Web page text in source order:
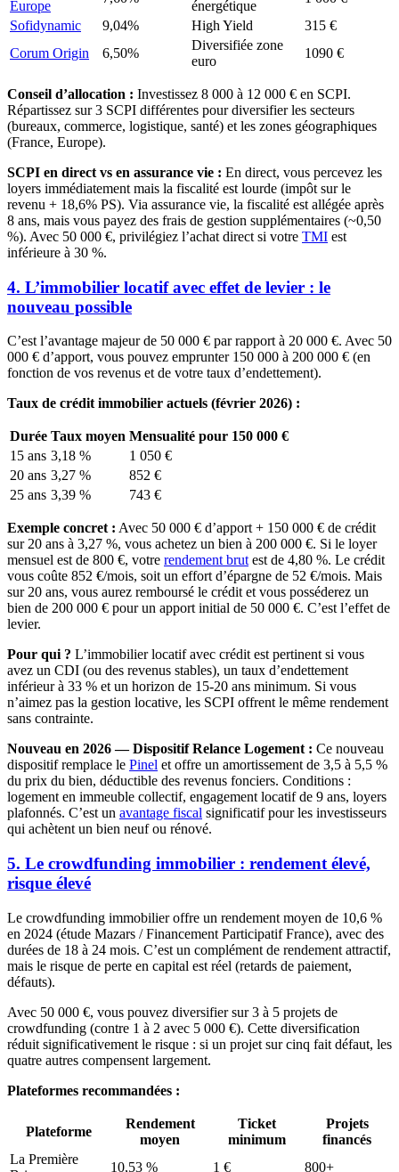
Europe énergétique
Sofidynamic
9,04% High Yield 315 €
Corum Origin
6,50%
Diversifiée zone
euro
1090 €
Conseil d’allocation : Investissez 8 000 à 12 000 € en SCPI.
Répartissez sur 3 SCPI différentes pour diversifier les secteurs
(bureaux, commerce, logistique, santé) et les zones géographiques
(France, Europe).
SCPI en direct vs en assurance vie : En direct, vous percevez les
loyers immédiatement mais la fiscalité est lourde (impôt sur le
revenu + 18,6% PS). Via assurance vie, la fiscalité est allégée après
8 ans, mais vous payez des frais de gestion supplémentaires (~0,50
%). Avec 50 000 €, privilégiez l’achat direct si votre TMI est
inférieure à 30 %.
4. L’immobilier locatif avec effet de levier : le
nouveau possible
C’est l’avantage majeur de 50 000 € par rapport à 20 000 €. Avec 50
000 € d’apport, vous pouvez emprunter 150 000 à 200 000 € (en
fonction de vos revenus et de votre taux d’endettement).
Taux de crédit immobilier actuels (février 2026) :
Durée Taux moyen Mensualité pour 150 000 €
15 ans 3,18 %
1 050 €
20 ans 3,27 %
852 €
25 ans 3,39 % 743 €
Exemple concret : Avec 50 000 € d’apport + 150 000 € de crédit
sur 20 ans à 3,27 %, vous achetez un bien à 200 000 €. Si le loyer
mensuel est de 800 €, votre rendement brutest de 4,80 %. Le crédit
vous coûte 852 €/mois, soit un effort d’épargne de 52 €/mois. Mais
sur 20 ans, vous aurez remboursé le crédit et vous posséderez un
bien de 200 000 € pour un apport initial de 50 000 €. C’est l’effet de
levier.
Pour qui ? L’immobilier locatif avec crédit est pertinent si vous
avez un CDI (ou des revenus stables), un taux d’endettement
inférieur à 33 % et un horizon de 15-20 ans minimum. Si vous
n’aimez pas la gestion locative, les SCPI offrent le même rendement
sans contrainte.
Nouveau en 2026 — Dispositif Relance Logement : Ce nouveau
dispositif remplace le Pinel et offre un amortissement de 3,5 à 5,5 %
du prix du bien, déductible des revenus fonciers. Conditions :
logement en immeuble collectif, engagement locatif de 9 ans, loyers
plafonnés. C’est un avantage fiscal significatif pour les investisseurs
qui achètent un bien neuf ou rénové.
5. Le crowdfunding immobilier : rendement élevé,
risque élevé
Le crowdfunding immobilier offre un rendement moyen de 10,6 %
en 2024 (étude Mazars / Financement Participatif France), avec des
durées de 18 à 24 mois. C’est un complément de rendement attractif,
mais le risque de perte en capital est réel (retards de paiement,
défauts).
Avec 50 000 €, vous pouvez diversifier sur 3 à 5 projets de
crowdfunding (contre 1 à 2 avec 5 000 €). Cette diversification
réduit significativement le risque : si un projet sur cinq fait défaut, les
quatre autres compensent largement.
Plateformes recommandées :
Plateforme
Rendement
moyen
Ticket
minimum
Projets
financés
La Première
10,53 % 1 €
800+